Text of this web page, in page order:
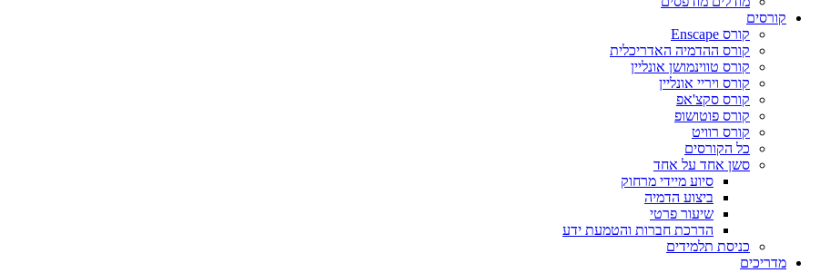
קורסים
קורס Enscape
קורס ההדמיה האדריכלית
קורס טווינמושן אונליין
קורס ויריי אונליין
קורס סקצ'אפ
קורס פוטושופ
קורס רוויט
כל הקורסים
סשן אחד על אחד
סיוע מיידי מרחוק
ביצוע הדמיה
שיעור פרטי
הדרכת חברות והטמעת ידע
כניסת תלמידים
מדריכים